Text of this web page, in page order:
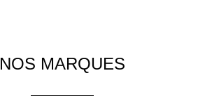
NOS MARQUES